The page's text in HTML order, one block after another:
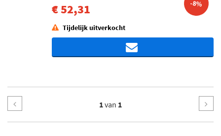
€ 52,31 -8%
Tijdelijk uitverkocht
1van 1